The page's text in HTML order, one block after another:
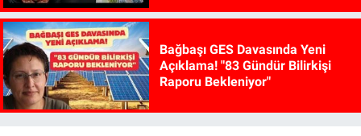
Bağbaşı GES Davasında Yeni
Açıklama! "83 Gündür Bilirkişi
Raporu Bekleniyor"